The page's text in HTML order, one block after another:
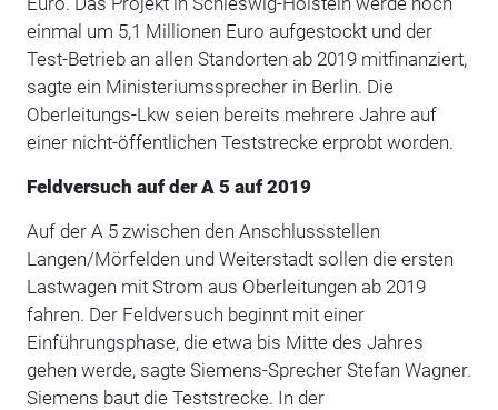
einmal um 5,1 Millionen Euro aufgestockt und der
Test-Betrieb an allen Standorten ab 2019 mitfinanziert,
sagte ein Ministeriumssprecher in Berlin. Die
Oberleitungs-Lkw seien bereits mehrere Jahre auf
einer nicht-öffentlichen Teststrecke erprobt worden.
Feldversuch auf der A 5 auf 2019
Auf der A 5 zwischen den Anschlussstellen
Langen/Mörfelden und Weiterstadt sollen die ersten
Lastwagen mit Strom aus Oberleitungen ab 2019
fahren. Der Feldversuch beginnt mit einer
Einführungsphase, die etwa bis Mitte des Jahres
gehen werde, sagte Siemens-Sprecher Stefan Wagner.
Siemens baut die Teststrecke. In der